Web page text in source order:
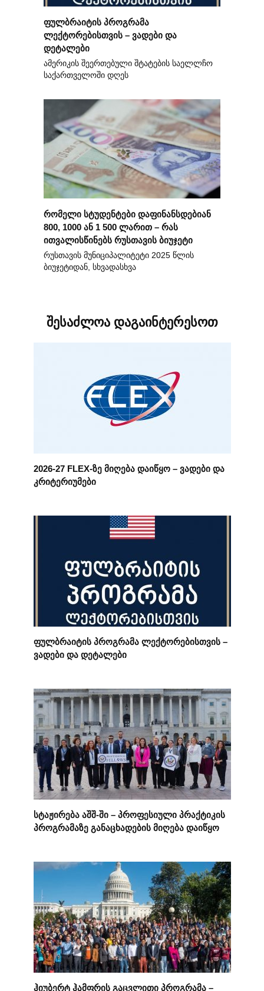
ფულბრაიტის პროგრამა
ლექტორებისთვის – ვადები და
დეტალები
ამერიკის შეერთებული შტატების საელლჩო
საქართველოში დღეს
რომელი სტუდენტები დაფინანსდებიან
800, 1000 ან 1 500 ლარით – რას
ითვალისწინებს რუსთავის ბიუჯეტი
რუსთავის მუნიციპალიტეტი 2025 წლის
ბიუჯეტიდან, სხვადასხვა
შესაძლოა დაგაინტერესოთ
2026-27 FLEX-ზე მიღება დაიწყო – ვადები და
კრიტერიუმები
ფულბრაიტის პროგრამა ლექტორებისთვის –
ვადები და დეტალები
სტაჟირება აშშ-ში – პროფესიული პრაქტიკის
პროგრამაზე განაცხადების მიღება დაიწყო
ჰიუბერტ ჰამფრის გაცვლითი პროგრამა –